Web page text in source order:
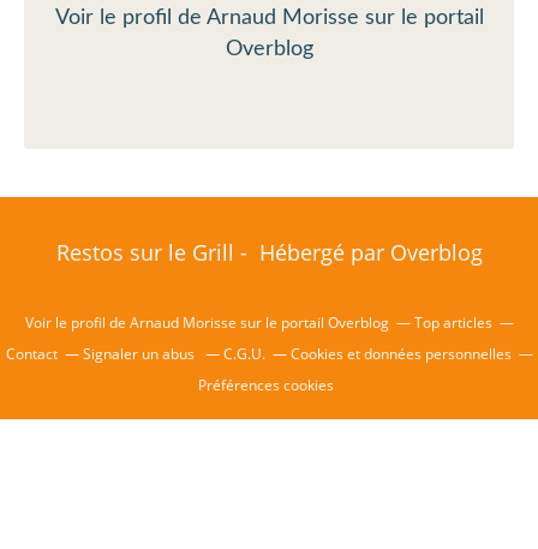
Voir le profil de Arnaud Morisse sur le portail
Overblog
Restos sur le Grill - Hébergé par Overblog
Voir le profil de Arnaud Morisse sur le portail Overblog
Top articles
Contact
Signaler un abus C.G.U.
Cookies et données personnelles
Préférences cookies